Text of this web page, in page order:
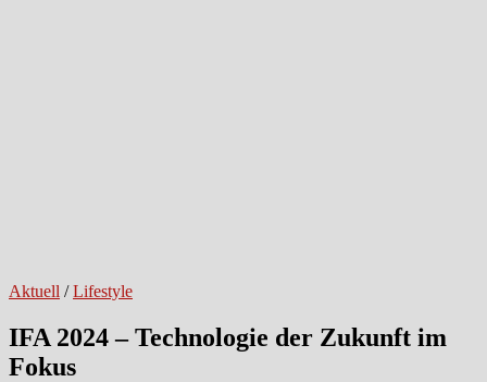
Aktuell /Lifestyle
IFA 2024 – Technologie der Zukunft im
Fokus